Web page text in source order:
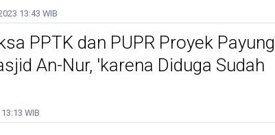
13:43 WIB
PPTK dan PUPR Proyek Payung
An-Nur, 'karena Diduga Sudah
13:13 WIB